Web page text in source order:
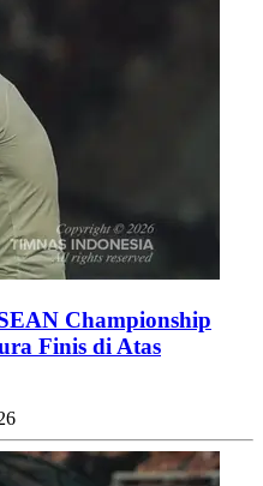
Championship
Finis di Atas